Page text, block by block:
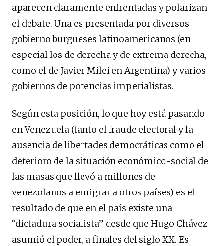
aparecen claramente enfrentadas y polarizan
el debate. Una es presentada por diversos
gobierno burgueses latinoamericanos (en
especial los de derecha y de extrema derecha,
como el de Javier Milei en Argentina) y varios
gobiernos de potencias imperialistas.
Según esta posición, lo que hoy está pasando
en Venezuela (tanto el fraude electoral y la
ausencia de libertades democráticas como el
deterioro de la situación económico-social de
las masas que llevó a millones de
venezolanos a emigrar a otros países) es el
resultado de que en el país existe una
“dictadura socialista” desde que Hugo Chávez
asumió el poder, a finales del siglo XX. Es